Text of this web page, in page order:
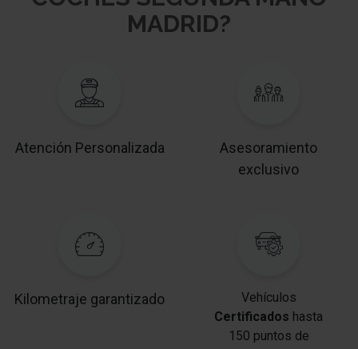
MADRID?
Atención Personalizada
Asesoramiento
exclusivo
Kilometraje garantizado
Vehículos
Certificados hasta
150 puntos de